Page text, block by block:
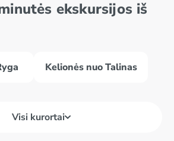
ekskursijos iš
Kelionės nuo Talinas
Visi kurortai